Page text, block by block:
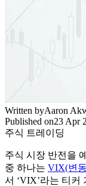
Written byAaron
Published on23 Apr
주식 트레이딩
주식 시장 반전을
중 하나는 VIX(변
서 ‘VIX’라는 티커